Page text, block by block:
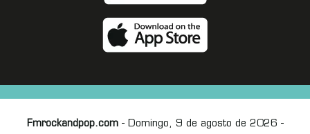
Fmrockandpop.com- Domingo, 9 de agosto de 2026 -